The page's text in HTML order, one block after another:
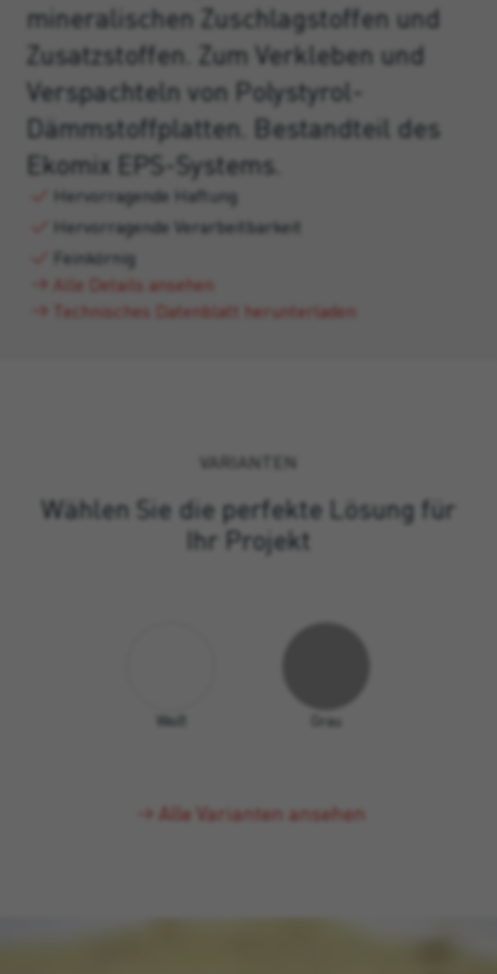
mineralischen Zuschlagstoffen und
Zusatzstoffen. Zum Verkleben und
Verspachteln von Polystyrol-
Dämmstoffplatten. Bestandteil des
Ekomix EPS-Systems.
Hervorragende Haftung
Hervorragende Verarbeitbarkeit
Feinkörnig
Alle Details ansehen
Technisches Datenblatt herunterladen
VARIANTEN
Wählen Sie die perfekte Lösung für
Ihr Projekt
Weiß Grau
Alle Varianten ansehen